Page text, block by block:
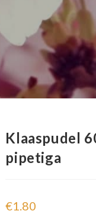
Klaaspudel
pipetiga
€1.80